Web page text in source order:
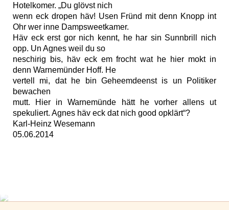
Hotelkomer. „Du glövst nich
wenn eck dropen häv! Usen Fründ mit denn Knopp int
Ohr wer inne Dampsweetkamer.
Häv eck erst gor nich kennt, he har sin Sunnbrill nich
opp. Un Agnes weil du so
neschirig bis, häv eck em frocht wat he hier mokt in
denn Warnemünder Hoff. He
vertell mi, dat he bin Geheemdeenst is un Politiker
bewachen
mutt. Hier in Warnemünde hätt he vorher allens ut
spekuliert. Agnes häv eck dat nich good opklärt“?
Karl-Heinz Wesemann
05.06.2014